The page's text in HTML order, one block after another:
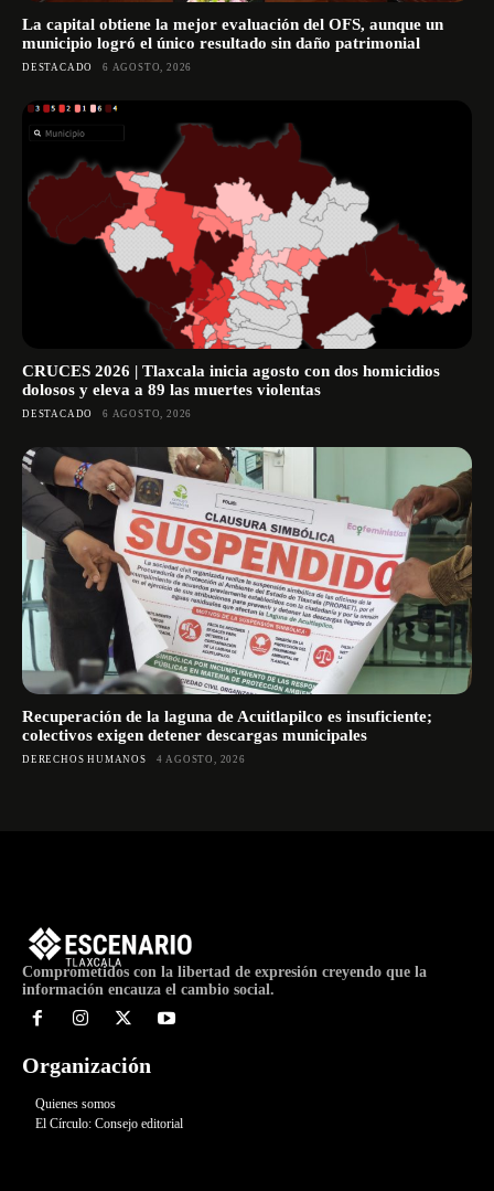
La capital obtiene la mejor evaluación del OFS, aunque un
municipio logró el único resultado sin daño patrimonial
DESTACADO 6 AGOSTO, 2026
CRUCES 2026 | Tlaxcala inicia agosto con dos homicidios
dolosos y eleva a 89 las muertes violentas
DESTACADO 6 AGOSTO, 2026
Recuperación de la laguna de Acuitlapilco es insuficiente;
colectivos exigen detener descargas municipales
DERECHOS HUMANOS 4 AGOSTO, 2026
Comprometidos con la libertad de expresión creyendo que la
información encauza el cambio social.
Organización
Quienes somos
El Círculo: Consejo editorial